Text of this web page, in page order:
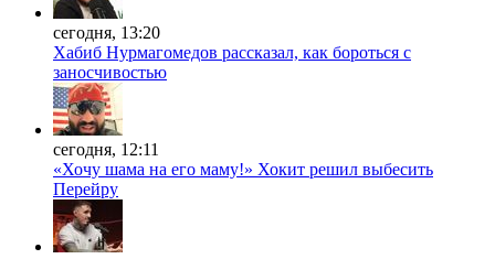
сегодня, 13:20
Хабиб Нурмагомедов рассказал, как бороться с
заносчивостью
сегодня, 12:11
«Хочу шама на его маму!» Хокит решил выбесить
Перейру